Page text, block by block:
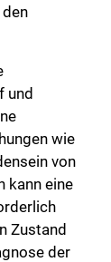
und
wie
von
kann eine
Zustand
der